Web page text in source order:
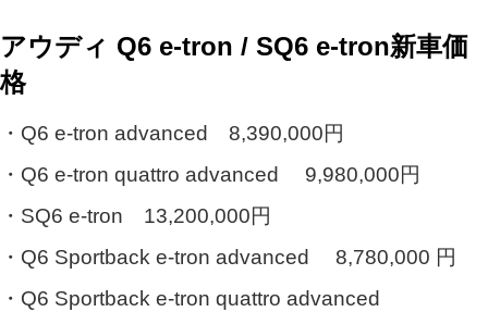
アウディ Q6 e-tron / SQ6 e-tron新車価
格
・Q6 e-tron advanced 8,390,000円
・Q6 e-tron quattro advanced 9,980,000円
・SQ6 e-tron 13,200,000円
・Q6 Sportback e-tron advanced 8,780,000 円
・Q6 Sportback e-tron quattro advanced